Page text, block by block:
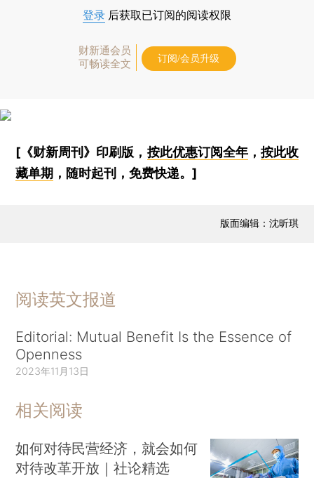
登录 后获取已订阅的阅读权限
财新通会员
可畅读全文
订阅/会员升级
[《财新周刊》印刷版， 按此优惠订阅全年， 按此收
藏单期 ，随时起刊，免费快递。]
版面编辑：沈昕琪
阅读英文报道
Editorial: Mutual Benefit Is the Essence of
Openness
2023年11月13日
相关阅读
如何对待民营经济，就会如何
对待改革开放｜社论精选